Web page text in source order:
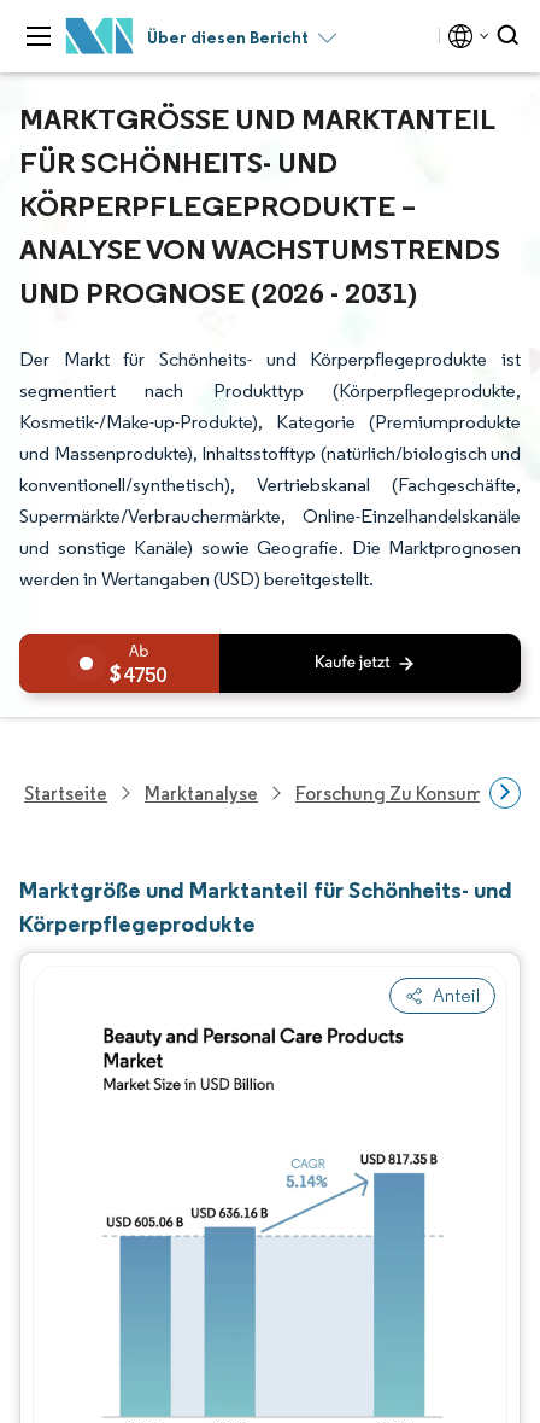
Über diesen Bericht
MARKTGRÖSSE UND MARKTANTEIL F
ÜR SCHÖNHEITS- UND K
ÖRPERPFLEGEPRODUKTE – A
NALYSE VON WACHSTUMSTRENDS U
ND PROGNOSE (2026 - 2031)
Der Markt für Schönheits- und Körperpflegeprodukte ist
segmentiert nach Produkttyp (Körperpflegeprodukte,
Kosmetik-/Make-up-Produkte), Kategorie (Premiumprodukte
und Massenprodukte), Inhaltsstofftyp (natürlich/biologisch und
konventionell/synthetisch), Vertriebskanal (Fachgeschäfte,
Supermärkte/Verbrauchermärkte, Online-Einzelhandelskanäle
und sonstige Kanäle) sowie Geografie. Die Marktprognosen
werden in Wertangaben (USD) bereitgestellt.
4750
Startseite Marktanalyse Forschung Zu
Marktgröße und Marktanteil für Schönheits- und
Körperpflegeprodukte
Anteil